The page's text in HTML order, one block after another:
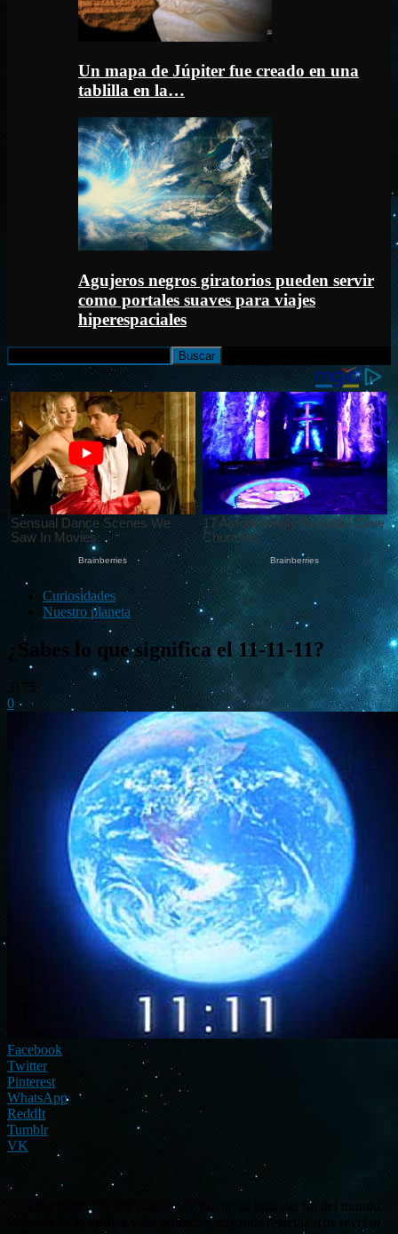
Un mapa de Júpiter fue creado en una
tablilla en la…
Agujeros negros giratorios pueden servir
como portales suaves para viajes
hiperespaciales
Curiosidades
Nuestro planeta
¿Sabes lo que significa el 11-11-11?
0
Facebook
Twitter
Pinterest
WhatsApp
ReddIt
Tumblr
VK
Una nueva era iniciará mañana. Y no, no se trata del fin del mundo.
Más allá de la mística y las profecías, cálculos matemáticos revelan